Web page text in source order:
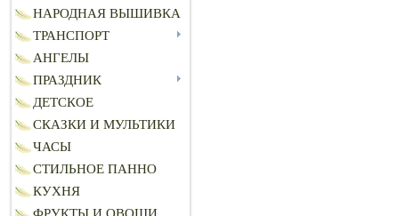
НАРОДНАЯ ВЫШИВКА
ТРАНСПОРТ
АНГЕЛЫ
ПРАЗДНИК
ДЕТСКОЕ
СКАЗКИ И МУЛЬТИКИ
ЧАСЫ
СТИЛЬНОЕ ПАННО
КУХНЯ